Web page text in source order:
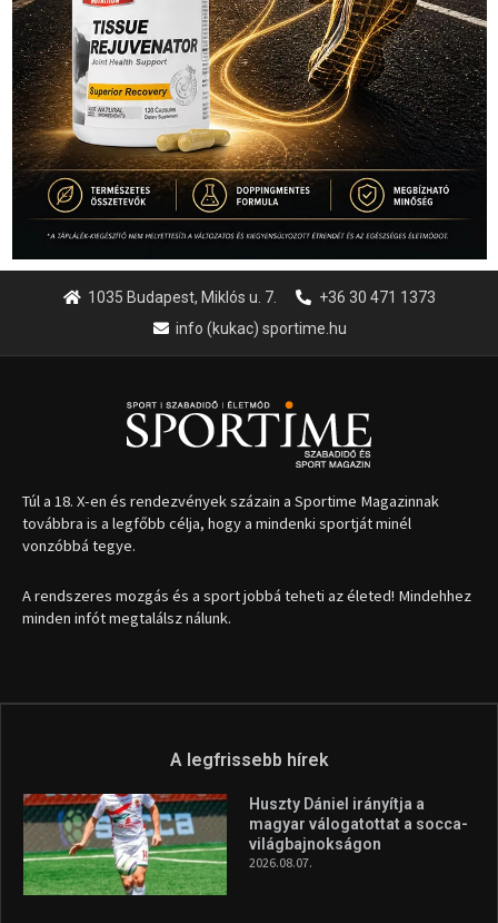
1035 Budapest, Miklós u. 7.
+36 30 471 1373
info (kukac) sportime.hu
Túl a 18. X-en és rendezvények százain a Sportime Magazinnak
továbbra is a legfőbb célja, hogy a mindenki sportját minél
vonzóbbá tegye.
A rendszeres mozgás és a sport jobbá teheti az életed! Mindehhez
minden infót megtalálsz nálunk.
A legfrissebb hírek
Huszty Dániel irányítja a
magyar válogatottat a socca-
világbajnokságon
2026.08.07.